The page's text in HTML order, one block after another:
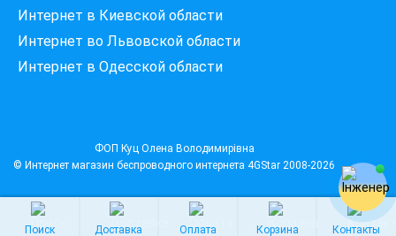
Интернет в Киевской области
Интернет во Львовской области
Интернет в Одесской области
Поиск Доставка Оплата Корзина Контакты
ФОП Куц Олена Володимирівна
© Интернет магазин беспроводного интернета 4GStar 2008-2026
Введіть вашу адресу
Місто, вулиця та номер будинку